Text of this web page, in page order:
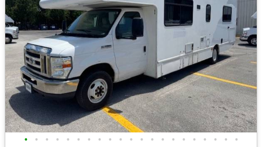
• • • • • • • • • • • • • • • • • • • • •